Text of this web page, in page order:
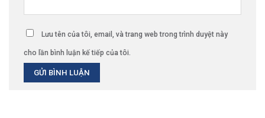
Lưu tên của tôi, email, và trang web trong trình duyệt này
cho lần bình luận kế tiếp của tôi.